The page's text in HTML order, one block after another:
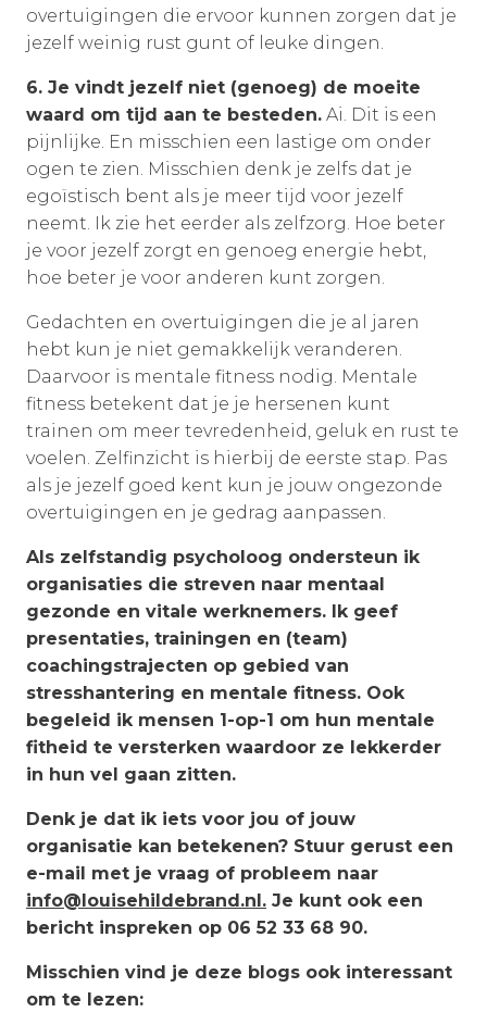
overtuigingen die ervoor kunnen zorgen dat je
jezelf weinig rust gunt of leuke dingen.
6. Je vindt jezelf niet (genoeg) de moeite
waard om tijd aan te besteden. Ai. Dit is een
pijnlijke. En misschien een lastige om onder
ogen te zien. Misschien denk je zelfs dat je
egoïstisch bent als je meer tijd voor jezelf
neemt. Ik zie het eerder als zelfzorg. Hoe beter
je voor jezelf zorgt en genoeg energie hebt,
hoe beter je voor anderen kunt zorgen.
Gedachten en overtuigingen die je al jaren
hebt kun je niet gemakkelijk veranderen.
Daarvoor is mentale fitness nodig. Mentale
fitness betekent dat je je hersenen kunt
trainen om meer tevredenheid, geluk en rust te
voelen. Zelfinzicht is hierbij de eerste stap. Pas
als je jezelf goed kent kun je jouw ongezonde
overtuigingen en je gedrag aanpassen.
Als zelfstandig psycholoog ondersteun ik
organisaties die streven naar mentaal
gezonde en vitale werknemers. Ik geef
presentaties, trainingen en (team)
coachingstrajecten op gebied van
stresshantering en mentale fitness. Ook
begeleid ik mensen 1-op-1 om hun mentale
fitheid te versterken waardoor ze lekkerder
in hun vel gaan zitten.
Denk je dat ik iets voor jou of jouw
organisatie kan betekenen? Stuur gerust een
e-mail met je vraag of probleem naar
info@louisehildebrand.nl. Je kunt ook een
bericht inspreken op 06 52 33 68 90.
Misschien vind je deze blogs ook interessant
om te lezen: